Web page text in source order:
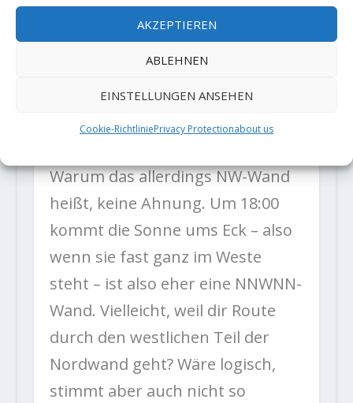
AKZEPTIEREN
ABLEHNEN
EINSTELLUNGEN ANSEHEN
Cookie-RichtliniePrivacy Protectionabout us
Aspirant im Netz der Üblichen
Verdächtigen:
https://www.bergsteigen.com/
…/k…/schwarze-wand-
Warum das allerdings NW-Wand
heißt, keine Ahnung. Um 18:00
kommt die Sonne ums Eck – also
wenn sie fast ganz im Weste
steht – ist also eher eine NNWNN-
Wand. Vielleicht, weil dir Route
durch den westlichen Teil der
Nordwand geht? Wäre logisch,
stimmt aber auch nicht so